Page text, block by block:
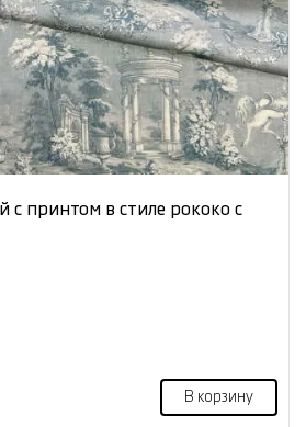
с принтом в стиле рококо с
В корзину